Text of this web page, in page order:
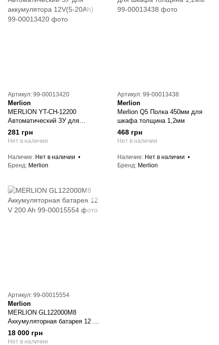
Артикул: 99-00013420
Merlion
MERLION YT-CH-12200
Автоматический ЗУ для
аккумулятора 12V(5-20Ah)
281 грн
Нет в наличии
Наличие
Нет в наличии
Бренд Merlion
Артикул: 99-00013438
Merlion
Merlion Q5 Полка 450мм для
шкафа толщина 1,2мм
468 грн
Нет в наличии
Наличие
Нет в наличии
Бренд Merlion
Артикул: 99-00015554
Merlion
MERLION GL122000M8
Аккумуляторная батарея 12 V
200 Ah
18 000 грн
Нет в наличии